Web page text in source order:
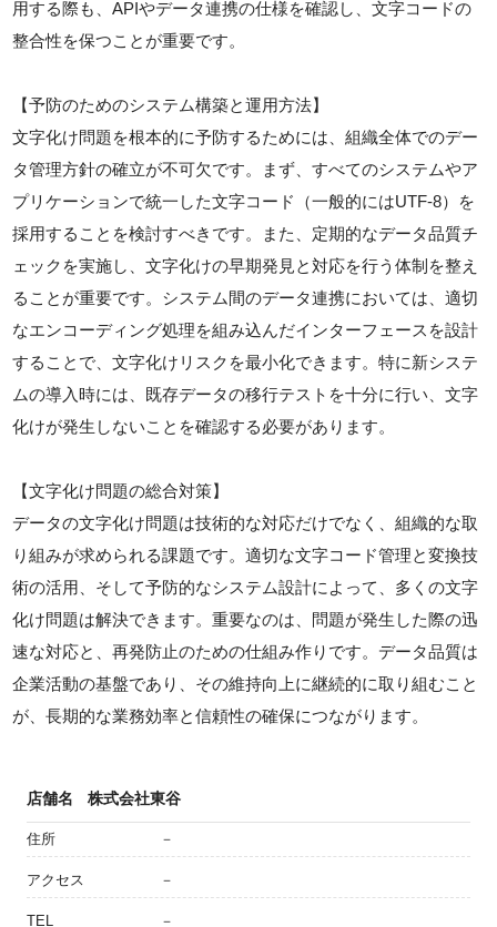
用する際も、APIやデータ連携の仕様を確認し、文字コードの
整合性を保つことが重要です。
【予防のためのシステム構築と運用方法】
文字化け問題を根本的に予防するためには、組織全体でのデー
タ管理方針の確立が不可欠です。まず、すべてのシステムやア
プリケーションで統一した文字コード（一般的にはUTF-8）を
採用することを検討すべきです。また、定期的なデータ品質チ
ェックを実施し、文字化けの早期発見と対応を行う体制を整え
ることが重要です。システム間のデータ連携においては、適切
なエンコーディング処理を組み込んだインターフェースを設計
することで、文字化けリスクを最小化できます。特に新システ
ムの導入時には、既存データの移行テストを十分に行い、文字
化けが発生しないことを確認する必要があります。
【文字化け問題の総合対策】
データの文字化け問題は技術的な対応だけでなく、組織的な取
り組みが求められる課題です。適切な文字コード管理と変換技
術の活用、そして予防的なシステム設計によって、多くの文字
化け問題は解決できます。重要なのは、問題が発生した際の迅
速な対応と、再発防止のための仕組み作りです。データ品質は
企業活動の基盤であり、その維持向上に継続的に取り組むこと
が、長期的な業務効率と信頼性の確保につながります。
店舗名 株式会社東谷
住所 －
アクセス －
TEL －